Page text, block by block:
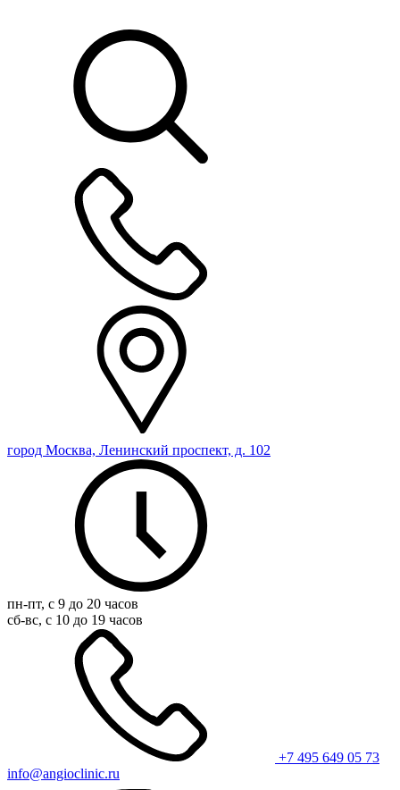
город Москва, Ленинский проспект, д. 102
пн-пт, с 9 до 20 часов
сб-вс, с 10 до 19 часов
+7 495 649 05 73
info@angioclinic.ru